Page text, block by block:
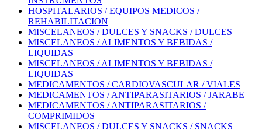
HOSPITALARIOS / EQUIPOS MEDICOS /
REHABILITACION
MISCELANEOS / DULCES Y SNACKS / DULCES
MISCELANEOS / ALIMENTOS Y BEBIDAS /
LIQUIDAS
MISCELANEOS / ALIMENTOS Y BEBIDAS /
LIQUIDAS
MEDICAMENTOS / CARDIOVASCULAR / VIALES
MEDICAMENTOS / ANTIPARASITARIOS / JARABE
MEDICAMENTOS / ANTIPARASITARIOS /
COMPRIMIDOS
MISCELANEOS / DULCES Y SNACKS / SNACKS